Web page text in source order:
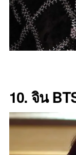
10. จิน